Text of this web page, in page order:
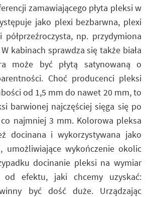
zamawiającego płyta pleksi w
jako plexi bezbarwna, plexi
np. przydymiona
kabinach sprawdza się także biała
może być płytą satynowaną o
Choć producenci pleksi
od 1,5 mm do nawet 20 mm, to
barwionej najczęściej sięga się po
najmniej 3 mm. Kolorowa pleksa
docinana i wykorzystywana jako
umożliwiające wykończenie okolic
docinanie pleksi na wymiar
od efektu, jaki chcemy uzyskać:
być dość duże. Urządzając